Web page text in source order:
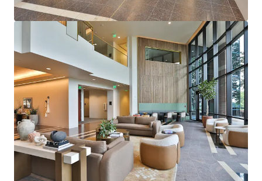
もっと見る